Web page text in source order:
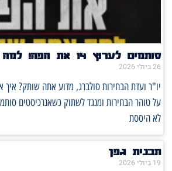
סותמים לערוץ 14 את הפה! למה אתם שותקים?
26 ביולי 2026
יו"ר ועדת הבחירות סולברג, מדוע אתה שותק? איך
לא היססת
תכנית גפן
19 ביולי 2026